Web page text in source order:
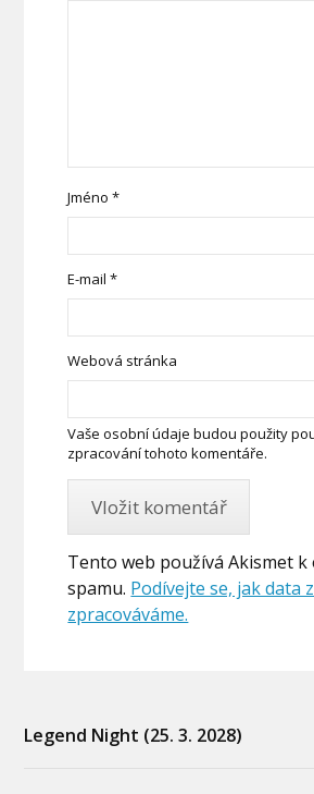
Jméno*
E-mail*
Webová stránka
Vaše osobní údaje budou použity
zpracování tohoto komentáře.
Tento web používá Akismet k
spamu. Podívejte se, jak data
zpracováváme.
Legend Night (25. 3. 2028)